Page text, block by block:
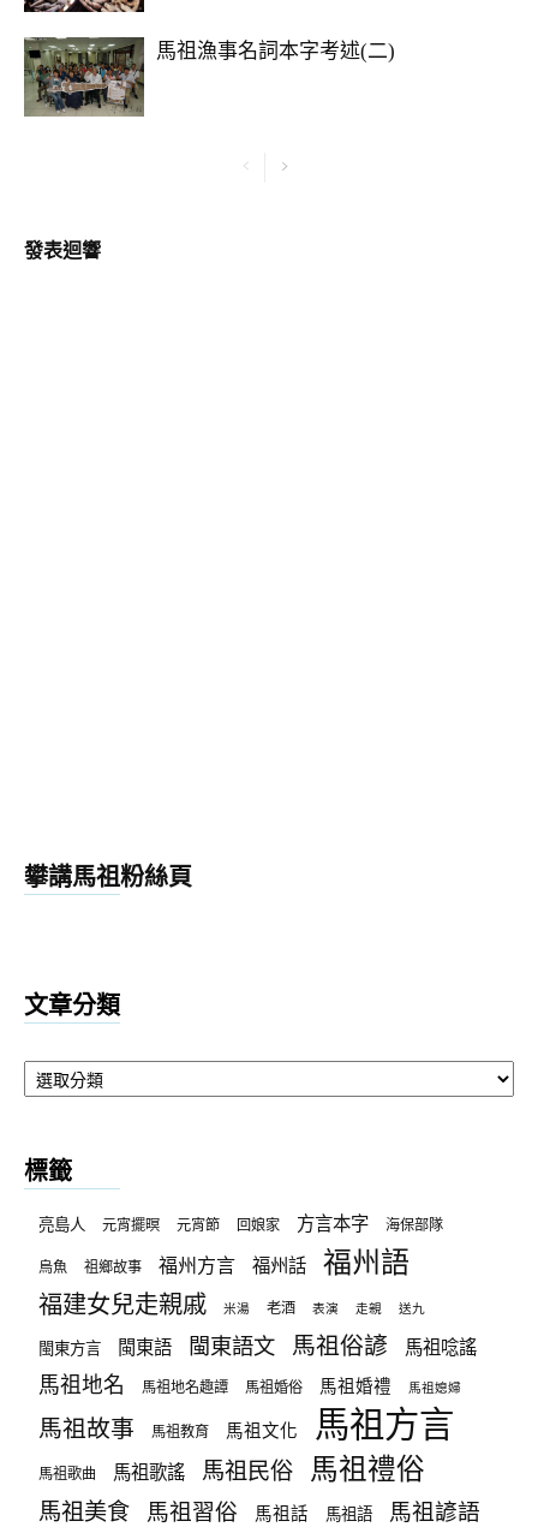
馬祖漁事名詞本字考述(二)
發表迴響
攀講馬祖粉絲頁
文章分類
文
章
標籤
亮島人 元宵擺暝 元宵節 回娘家 方言本字 海保部隊
烏魚 祖鄉故事 福州方言 福州話 福州語
福建女兒走親戚 米湯 老酒 表演 走親 送九
閩東方言 閩東語 閩東語文 馬祖俗諺 馬祖唸謠
馬祖地名 馬祖地名趣譚 馬祖婚俗 馬祖婚禮 馬祖媳婦
馬祖故事 馬祖教育 馬祖文化 馬祖方言
馬祖歌曲 馬祖歌謠 馬祖民俗 馬祖禮俗
馬祖美食 馬祖習俗 馬祖話 馬祖語 馬祖諺語